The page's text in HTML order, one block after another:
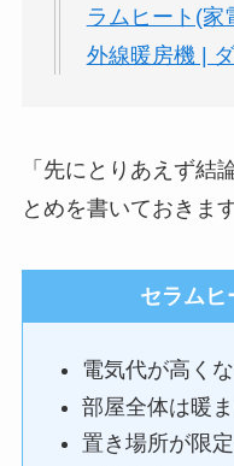
ラムヒート(家
外線暖房機 |
「先にとりあえず結
とめを書いておきま
セラムヒ
電気代が高く
部屋全体は暖
置き場所が限